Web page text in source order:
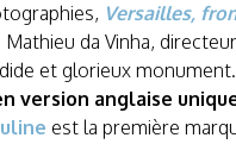
Versailles,
da Vinha,
et glorieux monument.
version anglaise
est la première